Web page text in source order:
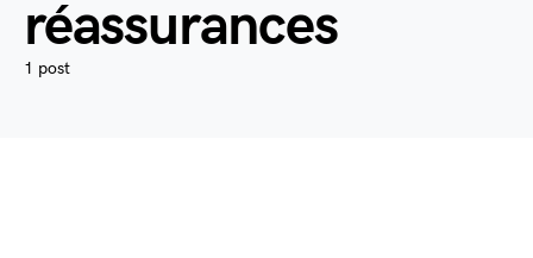
réassurances
1 post